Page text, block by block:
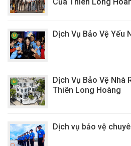
Dịch Vụ Bảo Vệ Yếu
Dịch Vụ Bảo Vệ Nhà
Thiên Long Hoàng
Dịch vụ bảo vệ